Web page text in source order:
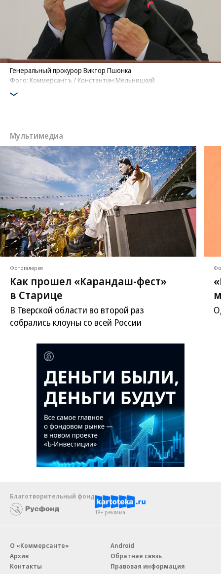
Генеральный прокурор Виктор Пшонка
Фото: Коммерсантъ / Константин Мельницкий
Мультимедиа
Фотогалерея
Как прошел «Карандаш-фест»
в Старице
В Тверской области во второй раз
собрались клоуны со всей России
Благотворительный фонд
18+ реклама
О «Коммерсанте»
Архив
Контакты
Android
Обратная связь
Правовая информация